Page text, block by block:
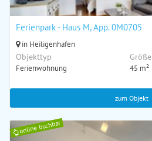
Ferienpark - Haus M, App. 0M0705
in Heiligenhafen
Objekttyp
Ferienwohnung
Größe
45 m²
zum Objekt
online buchbar